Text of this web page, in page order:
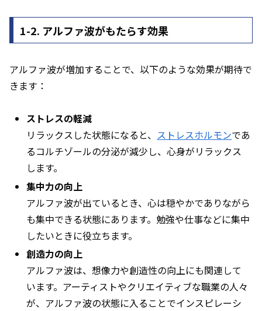
1-2. アルファ波がもたらす効果
アルファ波が増加することで、以下のような効果が期待で
きます：
ストレスの軽減
リラックスした状態になると、 ストレスホルモンであ
るコルチゾールの分泌が減少し、心身がリラックス
します。
集中力の向上
アルファ波が出ているとき、心は穏やかでありながら
も集中できる状態にあります。勉強や仕事などに集中
したいときに役立ちます。
創造力の向上
アルファ波は、想像力や創造性の向上にも関連して
います。アーティストやクリエイティブな職業の人々
が、アルファ波の状態に入ることでインスピレーシ